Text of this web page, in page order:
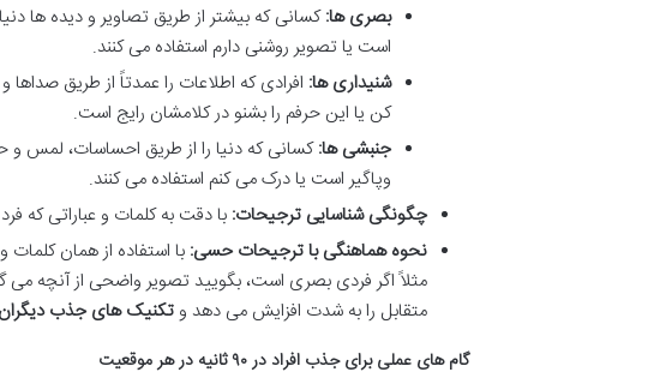
بصری ها:کسانی که بیشتر از طریق تصاویر و دیده ها
است یا تصویر روشنی دارم استفاده می کنند.
شنیداری ها: افرادی که اطلاعات را عمدتاً از طریق
کن یا این حرفم را بشنو در کلامشان رایج است.
جنبشی ها:کسانی که دنیا را از طریق احساسات، لمس
وپاگیر است یا درک می کنم استفاده می کنند.
چگونگی شناسایی ترجیحات:با دقت به کلمات و عباراتی که
نحوه هماهنگی با ترجیحات حسی:با استفاده از همان کلمات
مثلاً اگر فردی بصری است، بگویید تصویر واضحی از آنچه
متقابل را به شدت افزایش می دهد وتکنیک های جذب دیگران
گام های عملی برایجذب افراد در ۹۰ ثانیه در هر موقعیت